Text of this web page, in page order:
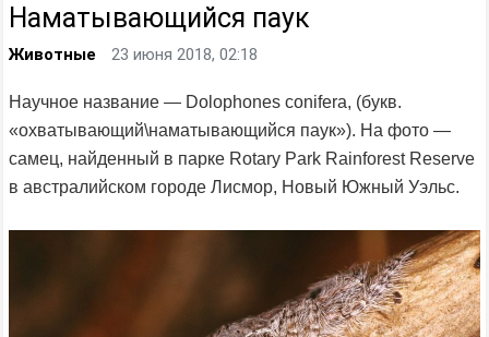
Наматывающийся паук
Животные 23 июня 2018, 02:18
Научное название — Dolophones conifera, (букв.
«охватывающий\наматывающийся паук»). На фото —
самец, найденный в парке Rotary Park Rainforest Reserve
в австралийском городе Лисмор, Новый Южный Уэльс.